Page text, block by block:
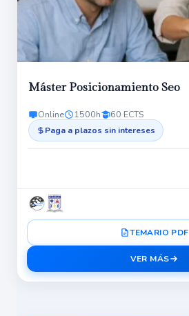
Máster Posicionamiento Seo
Online 1500h 60 ECTS
Paga a plazos sin intereses
TEMARIO PDF
VER MÁS